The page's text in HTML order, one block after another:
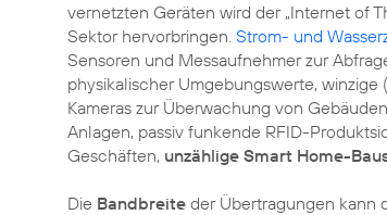
vernetzten Geräten wird der „Internet of
Sektor hervorbringen. Strom- und
Sensoren und Messaufnehmer zur
physikalischer Umgebungswerte, winzige
Kameras zur Überwachung von
Anlagen, passiv funkende RFID-
Geschäften, unzählige Smart Home-
Die Bandbreite der Übertragungen kann